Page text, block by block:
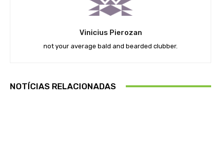
Vinicius Pierozan
not your average bald and bearded clubber.
NOTÍCIAS RELACIONADAS